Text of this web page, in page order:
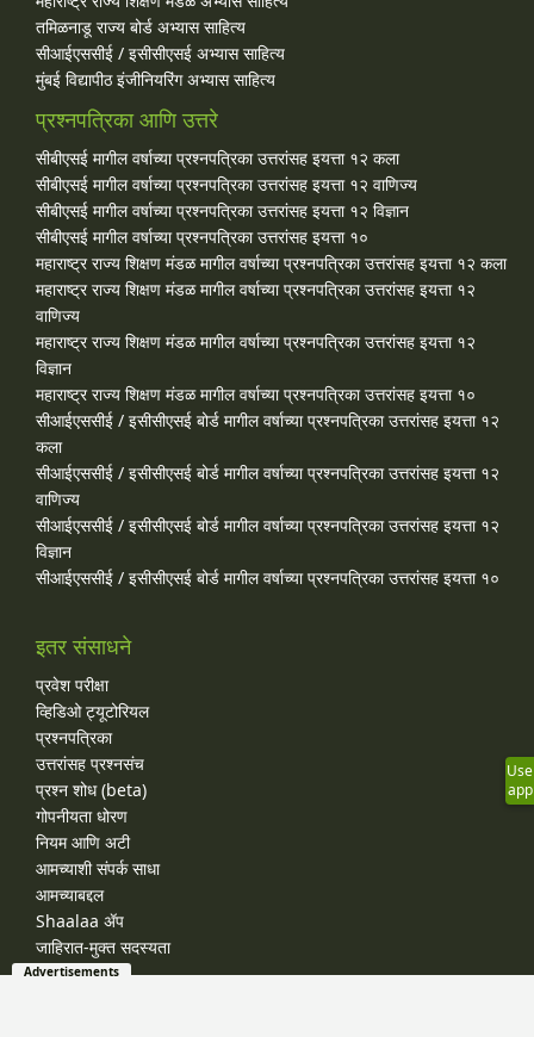
तमिळनाडू राज्य बोर्ड अभ्यास साहित्य
सीआईएससीई / इसीसीएसई अभ्यास साहित्य
मुंबई विद्यापीठ इंजीनियरिंग अभ्यास साहित्य
प्रश्नपत्रिका आणि उत्तरे
सीबीएसई मागील वर्षाच्या प्रश्‍नपत्रिका उत्तरांसह इयत्ता १२ कला
सीबीएसई मागील वर्षाच्या प्रश्‍नपत्रिका उत्तरांसह इयत्ता १२ वाणिज्य
सीबीएसई मागील वर्षाच्या प्रश्‍नपत्रिका उत्तरांसह इयत्ता १२ विज्ञान
सीबीएसई मागील वर्षाच्या प्रश्‍नपत्रिका उत्तरांसह इयत्ता १०
महाराष्ट्र राज्य शिक्षण मंडळ मागील वर्षाच्या प्रश्‍नपत्रिका उत्तरांसह इयत्ता १२ कला
महाराष्ट्र राज्य शिक्षण मंडळ मागील वर्षाच्या प्रश्‍नपत्रिका उत्तरांसह इयत्ता १२
वाणिज्य
महाराष्ट्र राज्य शिक्षण मंडळ मागील वर्षाच्या प्रश्‍नपत्रिका उत्तरांसह इयत्ता १२
विज्ञान
महाराष्ट्र राज्य शिक्षण मंडळ मागील वर्षाच्या प्रश्‍नपत्रिका उत्तरांसह इयत्ता १०
सीआईएससीई / इसीसीएसई बोर्ड मागील वर्षाच्या प्रश्‍नपत्रिका उत्तरांसह इयत्ता १२
कला
सीआईएससीई / इसीसीएसई बोर्ड मागील वर्षाच्या प्रश्‍नपत्रिका उत्तरांसह इयत्ता १२
वाणिज्य
सीआईएससीई / इसीसीएसई बोर्ड मागील वर्षाच्या प्रश्‍नपत्रिका उत्तरांसह इयत्ता १२
विज्ञान
सीआईएससीई / इसीसीएसई बोर्ड मागील वर्षाच्या प्रश्‍नपत्रिका उत्तरांसह इयत्ता १०
इतर संसाधने
प्रवेश परीक्षा
व्हिडिओ ट्यूटोरियल
प्रश्नपत्रिका
उत्तरांसह प्रश्नसंच
प्रश्न शोध (beta)
गोपनीयता धोरण
नियम आणि अटी
आमच्याशी संपर्क साधा
आमच्याबद्दल
Shaalaa ॲप
जाहिरात-मुक्त सदस्यता
Use
app
Advertisements